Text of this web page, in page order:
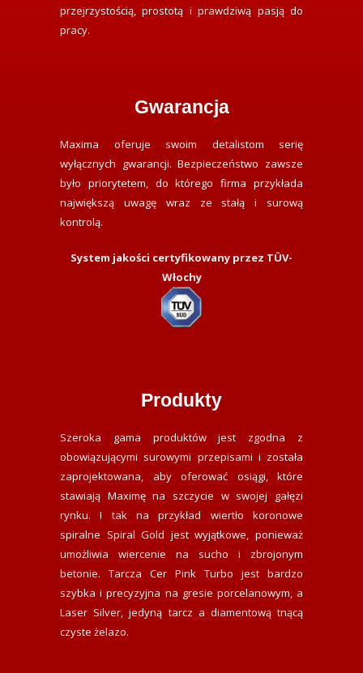
przejrzystością, prostotą i prawdziwą pasją do
pracy.
Gwarancja
Maxima oferuje swoim detalistom serię
wyłącznych gwarancji. Bezpieczeństwo zawsze
było priorytetem, do którego firma przykłada
największą uwagę wraz ze stałą i surową
kontrolą.
System jakości certyfikowany przez TÜV-
Włochy
Produkty
Szeroka gama produktów jest zgodna z
obowiązującymi surowymi przepisami i została
zaprojektowana, aby oferować osiągi, które
stawiają Maximę na szczycie w swojej gałęzi
rynku. I tak na przykład wiertło koronowe
spiralne Spiral Gold jest wyjątkowe, ponieważ
umożliwia wiercenie na sucho i zbrojonym
betonie. Tarcza Cer Pink Turbo jest bardzo
szybka i precyzyjna na gresie porcelanowym, a
Laser Silver, jedyną tarcz a diamentową tnącą
czyste żelazo.